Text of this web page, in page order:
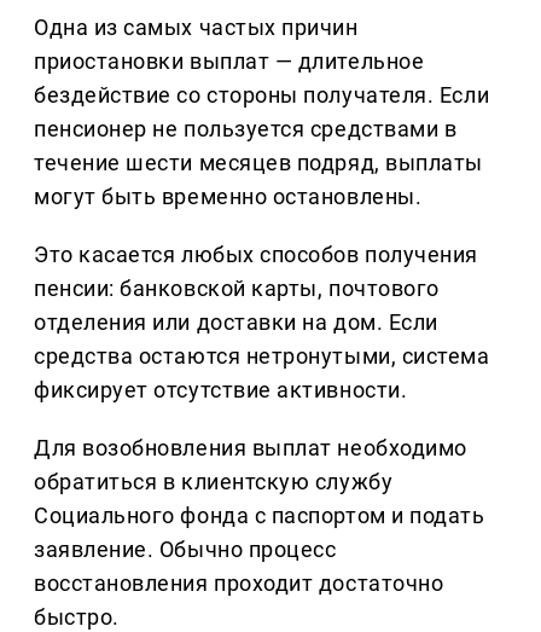
Одна из самых частых причин
приостановки выплат — длительное
бездействие со стороны получателя. Если
пенсионер не пользуется средствами в
течение шести месяцев подряд, выплаты
могут быть временно остановлены.
Это касается любых способов получения
пенсии: банковской карты, почтового
отделения или доставки на дом. Если
средства остаются нетронутыми, система
фиксирует отсутствие активности.
Для возобновления выплат необходимо
обратиться в клиентскую службу
Социального фонда с паспортом и подать
заявление. Обычно процесс
восстановления проходит достаточно
быстро.